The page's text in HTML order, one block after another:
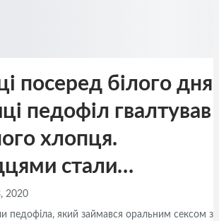
посеред білого дня
педофіл гвалтував
хлопця.
стали…
2020
педофіла, який займався оральним сексом з